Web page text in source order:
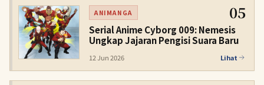
ANIMANGA 05
Serial Anime Cyborg 009: Nemesis
Ungkap Jajaran Pengisi Suara Baru
12 Jun 2026 Lihat